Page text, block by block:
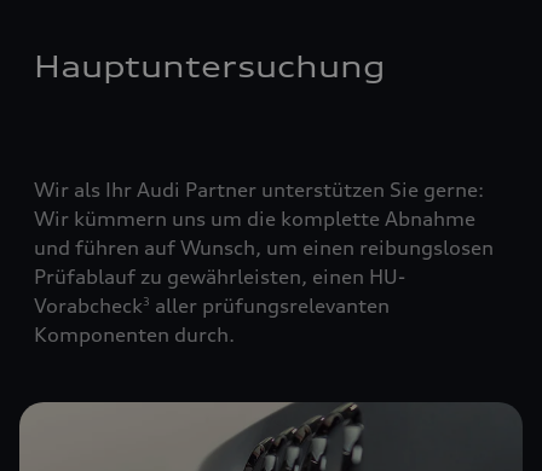
Hauptuntersuchung
Wir als Ihr Audi Partner unterstützen Sie gerne:
Wir kümmern uns um die komplette Abnahme
und führen auf Wunsch, um einen reibungslosen
Prüfablauf zu gewährleisten, einen HU-
Vorabcheck3 aller prüfungsrelevanten
Komponenten durch.